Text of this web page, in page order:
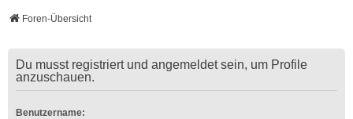
Foren-Übersicht
Du musst registriert und angemeldet sein, um Profile
anzuschauen.
Benutzername: